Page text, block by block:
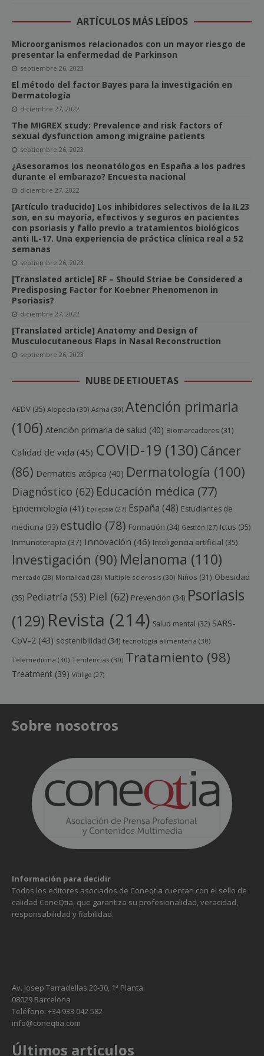
ARTÍCULOS MÁS LEÍDOS
Microorganismos relacionados con un mayor riesgo de
presentar la enfermedad de Parkinson
septiembre 26, 2023
El método del factor Bayes para la investigación en
Dermatología
diciembre 27, 2022
The MIGREX study: Prevalence and risk factors of
sexual dysfunction among migraine patients
septiembre 26, 2023
¿Asesoramos los neonatólogos en España a los padres
durante el embarazo? Encuesta nacional
diciembre 27, 2022
[Artículo traducido] Los inhibidores selectivos de la IL23
son, en su mayoría, efectivos y seguros en pacientes
con psoriasis y fallo previo a tratamientos biológicos
anti IL-17. Una experiencia de práctica clínica real a 52
semanas
septiembre 26, 2023
[Translated article] RF – Should Striae be Considered a
Predisposing Factor for Koebner Phenomenon in
Psoriasis?
diciembre 27, 2022
[Translated article] Anatomy and Design of
Musculocutaneous Flaps in Nasal Reconstruction
septiembre 26, 2023
NUBE DE ETIQUETAS
AEDV (35) Alopecia (30) Asma (30) Atención primaria
(106) Atención primaria de salud (40) Biomarcadores (31)
Calidad de vida (45) COVID-19 (130) Cáncer
(86) Dermatitis atópica (40) Dermatología (100)
Diagnóstico (62) Educación médica (77)
Epidemiología (41) Epilepsia (27) España (48) Estudiantes de
medicina (33) estudio (78) Formación (34) Gestión (27) Ictus (35)
Inmunoterapia (37) Innovación (46) Inteligencia artificial (35)
Investigación (90) Melanoma (110)
mercado (28) Mortalidad (28) Multiple sclerosis (30) Niños (31) Obesidad
(35) Pediatría (53) Piel (62) Prevención (34) Psoriasis
(129) Revista (214) Salud mental (32) SARS-
CoV-2 (43) sostenibilidad (34) tecnología alimentaria (30)
Telemedicina (30) Tendencias (30) Tratamiento (98)
Treatment (39) Vitíligo (27)
Sobre nosotros
Información para decidir
Todos los editores asociados de Coneqtia cuentan con el sello de
calidad ConeQtia, que garantiza su profesionalidad, veracidad,
responsabilidad y fiabilidad.
Av. Josep Tarradellas 20-30, 1ª Planta.
08029 Barcelona
Teléfono: +34 933 042 582
info@coneqtia.com
Últimos artículos